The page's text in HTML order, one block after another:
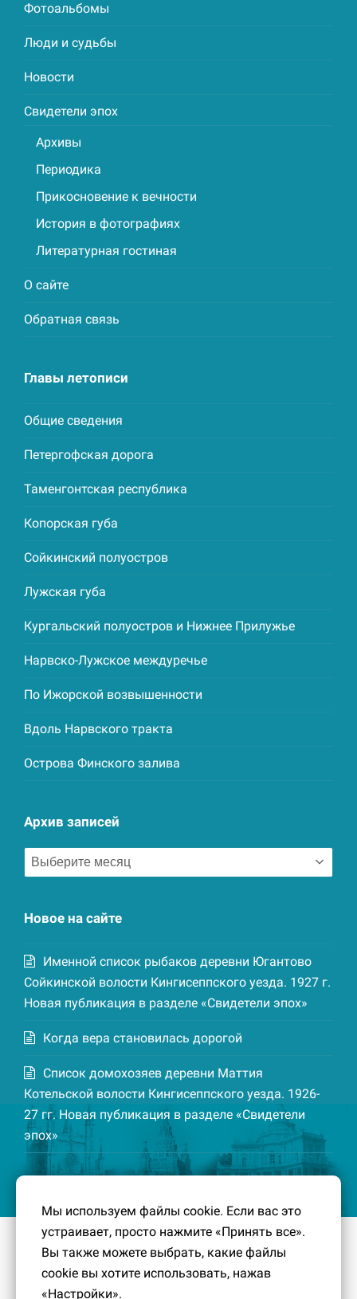
Фотоальбомы
Люди и судьбы
Новости
Свидетели эпох
Архивы
Периодика
Прикосновение к вечности
История в фотографиях
Литературная гостиная
О сайте
Обратная связь
Главы летописи
Общие сведения
Петергофская дорога
Таменгонтская республика
Копорская губа
Сойкинский полуостров
Лужская губа
Кургальский полуостров и Нижнее Прилужье
Нарвско-Лужское междуречье
По Ижорской возвышенности
Вдоль Нарвского тракта
Острова Финского залива
Архив записей
Архив
записей
Новое на сайте
Именной список рыбаков деревни Югантово
Сойкинской волости Кингисеппского уезда. 1927 г.
Новая публикация в разделе «Свидетели эпох»
Когда вера становилась дорогой
Список домохозяев деревни Маттия
Котельской волости Кингисеппского уезда. 1926-
27 гг. Новая публикация в разделе «Свидетели
эпох»
© 2016-2026 Южный берег Финского залива
малой Родины, без которого трудно представить себе
историко-культурный ландшафт Петербурга и
Ленинградской области.
Мы используем файлы cookie. Если вас это
устраивает, просто нажмите «Принять все».
Вы также можете выбрать, какие файлы
cookie вы хотите использовать, нажав
«Настройки».